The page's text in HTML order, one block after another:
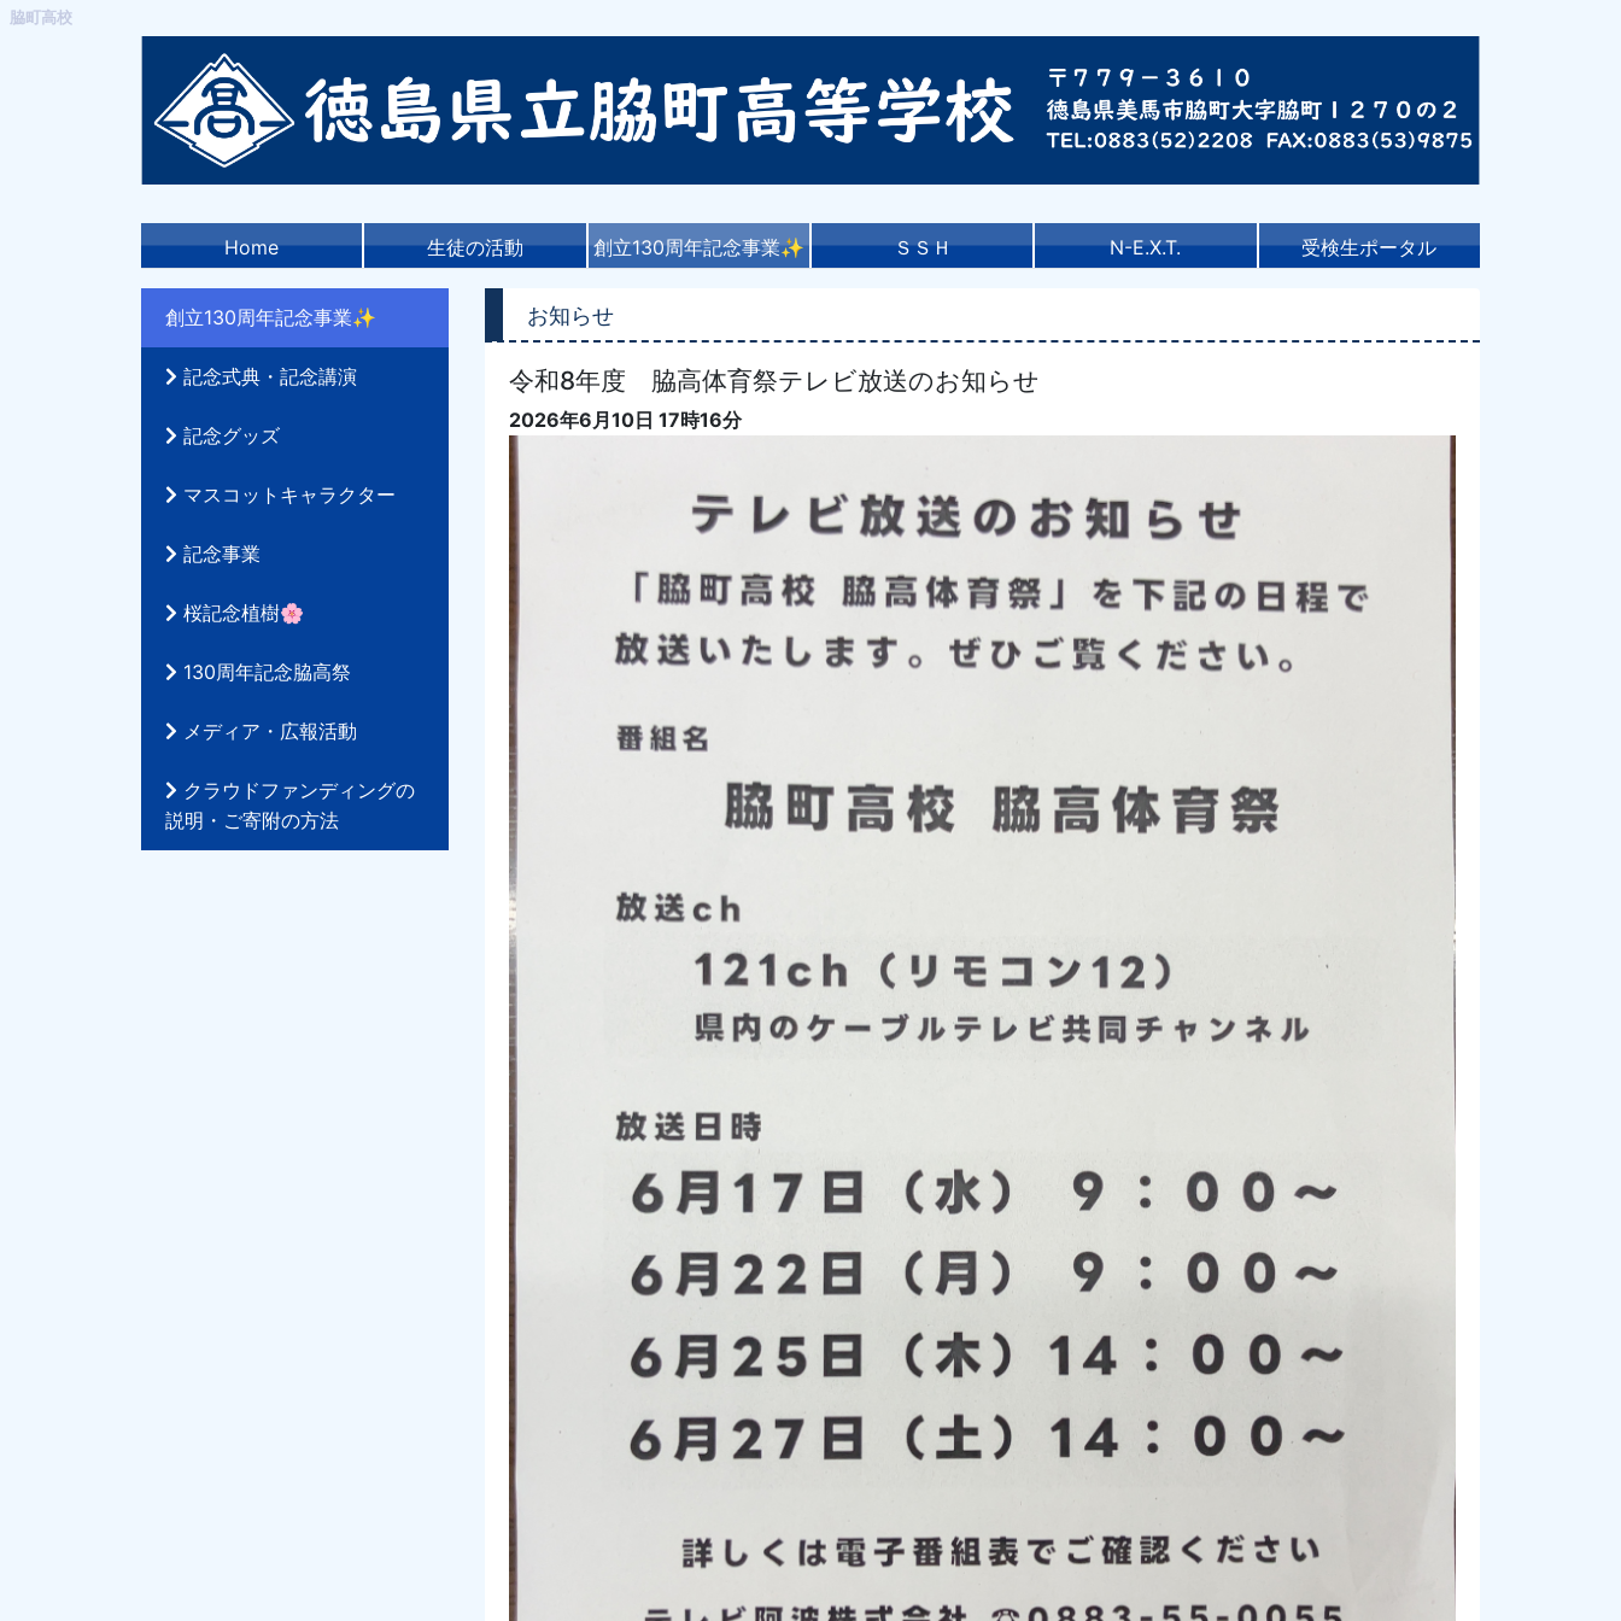
脇町高校
Home 生徒の活動 創立130周年記念事業✨ ＳＳＨ N-E.X.T. 受検生ポータル
創立130周年記念事業✨
記念式典・記念講演
記念グッズ
マスコットキャラクター
記念事業
桜記念植樹🌸
130周年記念脇高祭
メディア・広報活動
クラウドファンディングの
説明・ご寄附の方法
お知らせ
令和8年度 脇高体育祭テレビ放送のお知らせ
2026年6月10日 17時16分